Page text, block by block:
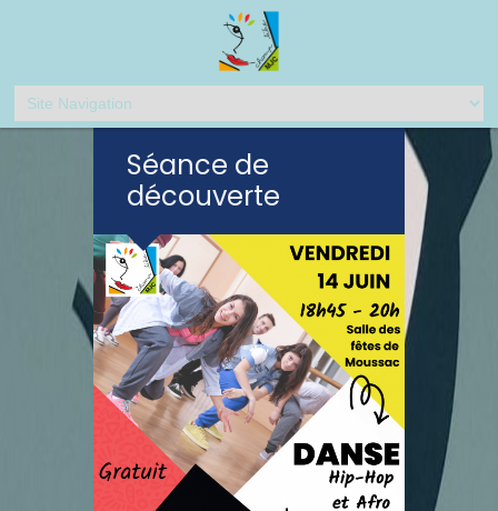
Séance de
découverte